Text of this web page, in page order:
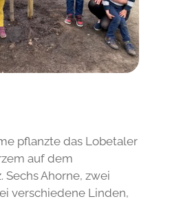
pflanzte das Lobetaler
auf dem
Ahorne, zwei
verschiedene Linden,